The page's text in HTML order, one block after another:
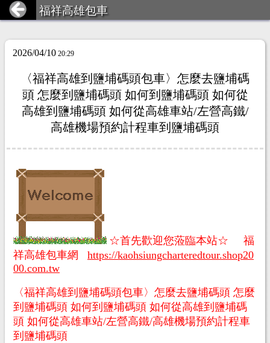
福祥高雄包車
2026/04/10 20:29
〈福祥高雄到鹽埔碼頭包車〉怎麼去鹽埔碼
頭 怎麼到鹽埔碼頭 如何到鹽埔碼頭 如何從
高雄到鹽埔碼頭 如何從高雄車站/左營高鐵/
高雄機場預約計程車到鹽埔碼頭
☆首先歡迎您蒞臨本站☆ 福
祥高雄包車網 https://kaohsiungcharteredtour.shop20
00.com.tw
〈福祥高雄到鹽埔碼頭包車〉怎麼去鹽埔碼頭 怎麼
到鹽埔碼頭 如何到鹽埔碼頭 如何從高雄到鹽埔碼
頭 如何從高雄車站/左營高鐵/高雄機場預約計程車
到鹽埔碼頭